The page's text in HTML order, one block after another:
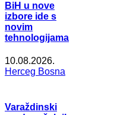
BiH u nove
izbore ide s
novim
tehnologijama
10.08.2026.
Herceg Bosna
Varaždinski